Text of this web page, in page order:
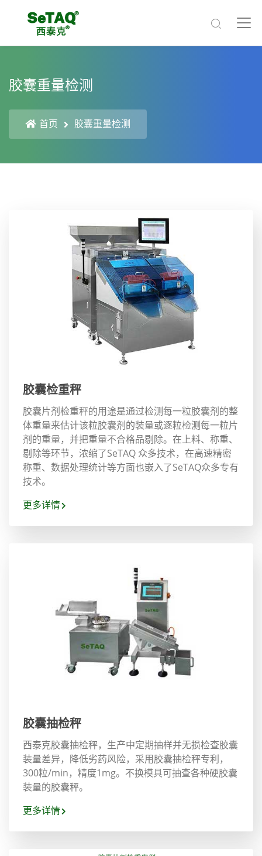
胶囊重量检测
首页 胶囊重量检测
胶囊检重秤
胶囊片剂检重秤的用途是通过检测每一粒胶囊剂的整
体重量来估计该粒胶囊剂的装量或逐粒检测每一粒片
剂的重量，并把重量不合格品剔除。在上料、称重、
剔除等环节，浓缩了SeTAQ 众多技术，在高速精密
称重、数据处理统计等方面也嵌入了SeTAQ众多专有
技术。
更多详情
胶囊抽检秤
西泰克胶囊抽检秤，生产中定期抽样并无损检查胶囊
装量差异，降低劣药风险，采用胶囊抽检秤专利，
300粒/min，精度1mg。不换模具可抽查各种硬胶囊
装量的胶囊秤。
更多详情